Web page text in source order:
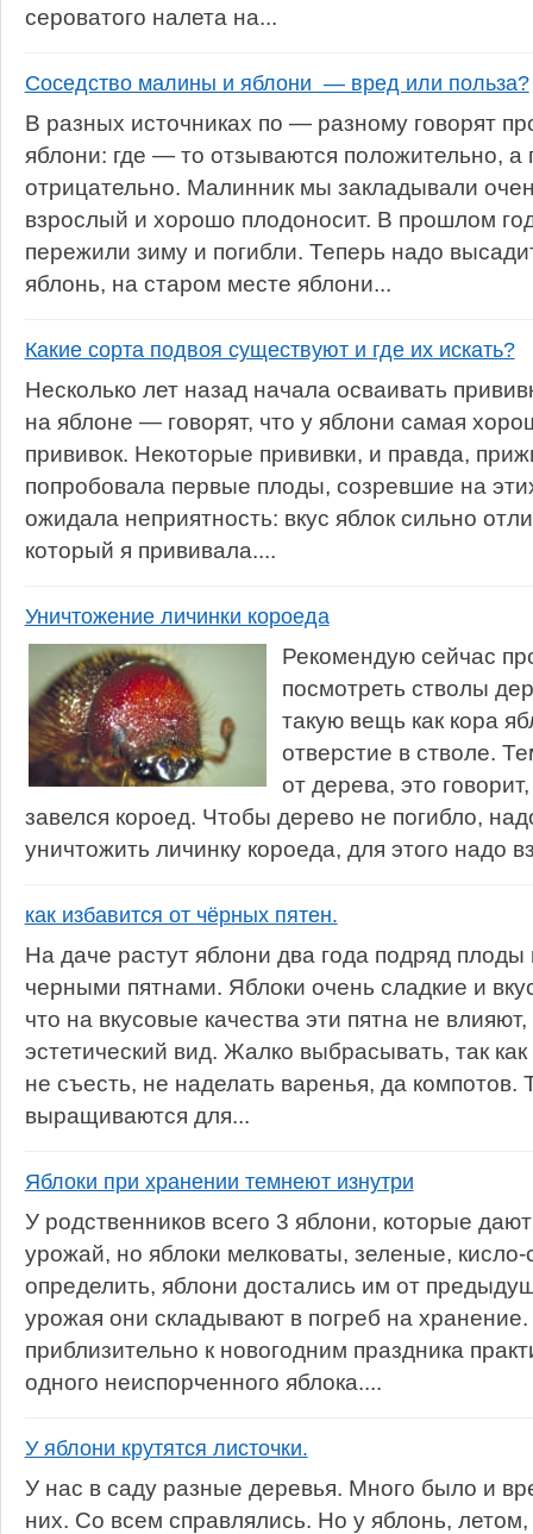
сероватого налета на...
Соседство малины и яблони — вред или польза?
В разных источниках по — разному говорят
яблони: где — то отзываются положительно, а
отрицательно. Малинник мы закладывали
взрослый и хорошо плодоносит. В прошлом
пережили зиму и погибли. Теперь надо
яблонь, на старом месте яблони...
Какие сорта подвоя существуют и где их искать?
Несколько лет назад начала осваивать
на яблоне — говорят, что у яблони самая
прививок. Некоторые прививки, и правда,
попробовала первые плоды, созревшие на
ожидала неприятность: вкус яблок сильно
который я прививала....
Уничтожение личинки короеда
Рекомендую сейчас
посмотреть стволы
такую вещь как кора
отверстие в стволе.
от дерева, это
завелся короед. Чтобы дерево не погибло,
уничтожить личинку короеда, для этого надо
как избавится от чёрных пятен.
На даче растут яблони два года подряд
черными пятнами. Яблоки очень сладкие и
что на вкусовые качества эти пятна не влияют,
эстетический вид. Жалко выбрасывать, так
не съесть, не наделать варенья, да компотов.
выращиваются для...
Яблоки при хранении темнеют изнутри
У родственников всего 3 яблони, которые
урожай, но яблоки мелковаты, зеленые,
определить, яблони достались им от
урожая они складывают в погреб на
приблизительно к новогодним праздника
одного неиспорченного яблока....
У яблони крутятся листочки.
У нас в саду разные деревья. Много было и
них. Со всем справлялись. Но у яблонь, летом,